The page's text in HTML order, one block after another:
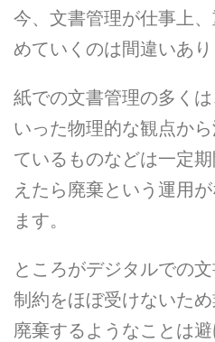
今、文書管理が仕事上
めていくのは間違いあり
紙での文書管理の多く
いった物理的な観点か
ているものなどは一定
えたら廃棄という運用
ます。
ところがデジタルでの
制約をほぼ受けないた
廃棄するようなことは